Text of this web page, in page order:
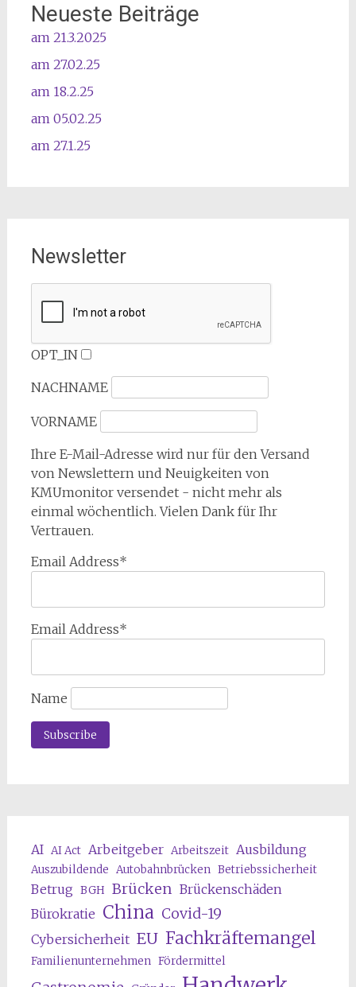
Neueste Beiträge
am 21.3.2025
am 27.02.25
am 18.2.25
am 05.02.25
am 27.1.25
Newsletter
OPT_IN
NACHNAME
VORNAME
Ihre E-Mail-Adresse wird nur für den Versand
von Newslettern und Neuigkeiten von
KMUmonitor versendet - nicht mehr als
einmal wöchentlich. Vielen Dank für Ihr
Vertrauen.
Email Address*
Email Address*
Name
AI AI Act Arbeitgeber Arbeitszeit Ausbildung
Auszubildende Autobahnbrücken Betriebssicherheit
Betrug BGH Brücken Brückenschäden
Bürokratie China Covid-19
Cybersicherheit EU Fachkräftemangel
Familienunternehmen Fördermittel